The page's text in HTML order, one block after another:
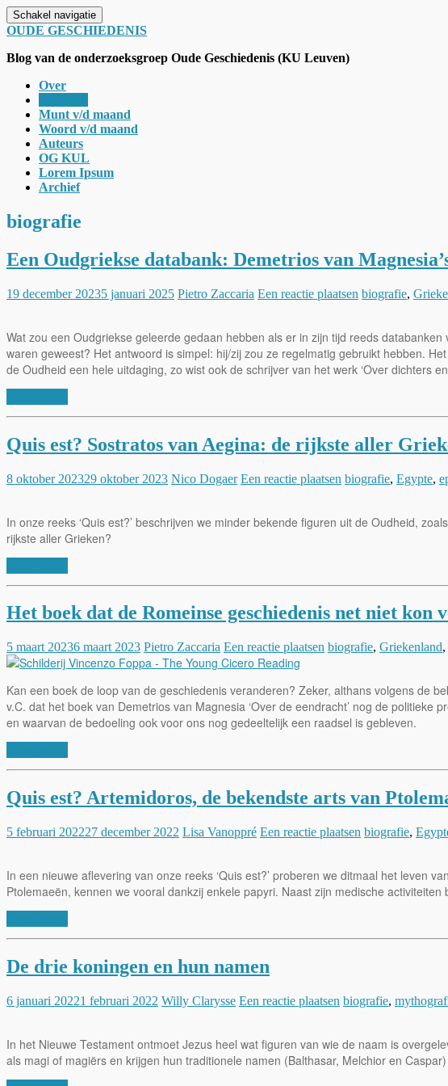
Schakel navigatie
OUDE GESCHIEDENIS
Blog van de onderzoeksgroep Oude Geschiedenis (KU Leuven)
Over
Munt v/d maand
Woord v/d maand
Auteurs
OG KUL
Lorem Ipsum
Archief
biografie
Een Oudgriekse databank: Demetrios van
19 december 20235 januari 2025 Pietro Zaccaria Een reactie plaatsen biografie,
Wat zou een Oudgriekse geleerde gedaan hebben als er in zijn tijd reeds
waren geweest? Het antwoord is simpel: hij/zij zou ze regelmatig gebruikt hebben.
de Oudheid een hele uitdaging, zo wist ook de schrijver van het werk ‘Over dichters
Quis est? Sostratos van Aegina: de rijkste aller
8 oktober 202329 oktober 2023 Nico Dogaer Een reactie plaatsen biografie, Egypte,
In onze reeks ‘Quis est?’ beschrijven we minder bekende figuren uit de Oudheid,
rijkste aller Grieken?
Het boek dat de Romeinse geschiedenis net niet kon
5 maart 20236 maart 2023 Pietro Zaccaria Een reactie plaatsen biografie, Griekenland,
Kan een boek de loop van de geschiedenis veranderen? Zeker, althans volgens de
v.C. dat het boek van Demetrios van Magnesia ‘Over de eendracht’ nog de
en waarvan de bedoeling ook voor ons nog gedeeltelijk een raadsel is gebleven.
Quis est? Artemidoros, de bekendste arts van
5 februari 202227 december 2022 Lisa Vanoppré Een reactie plaatsen biografie,
In een nieuwe aflevering van onze reeks ‘Quis est?’ proberen we ditmaal het leven
Ptolemaeën, kennen we vooral dankzij enkele papyri. Naast zijn medische
De drie koningen en hun namen
6 januari 20221 februari 2022 Willy Clarysse Een reactie plaatsen biografie,
In het Nieuwe Testament ontmoet Jezus heel wat figuren van wie de naam is
als magi of magiërs en krijgen hun traditionele namen (Balthasar, Melchior en